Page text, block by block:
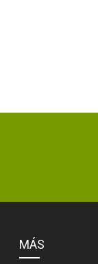
MÁS